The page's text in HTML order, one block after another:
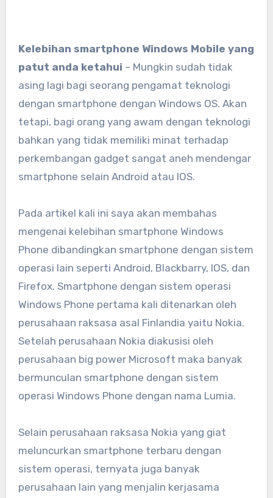
Kelebihan smartphone Windows Mobile yang
patut anda ketahui – Mungkin sudah tidak
asing lagi bagi seorang pengamat teknologi
dengan smartphone dengan Windows OS. Akan
tetapi, bagi orang yang awam dengan teknologi
bahkan yang tidak memiliki minat terhadap
perkembangan gadget sangat aneh mendengar
smartphone selain Android atau IOS.
Pada artikel kali ini saya akan membahas
mengenai kelebihan smartphone Windows
Phone dibandingkan smartphone dengan sistem
operasi lain seperti Android, Blackbarry, IOS, dan
Firefox. Smartphone dengan sistem operasi
Windows Phone pertama kali ditenarkan oleh
perusahaan raksasa asal Finlandia yaitu Nokia.
Setelah perusahaan Nokia diakusisi oleh
perusahaan big power Microsoft maka banyak
bermunculan smartphone dengan sistem
operasi Windows Phone dengan nama Lumia.
Selain perusahaan raksasa Nokia yang giat
meluncurkan smartphone terbaru dengan
sistem operasi, ternyata juga banyak
perusahaan lain yang menjalin kerjasama